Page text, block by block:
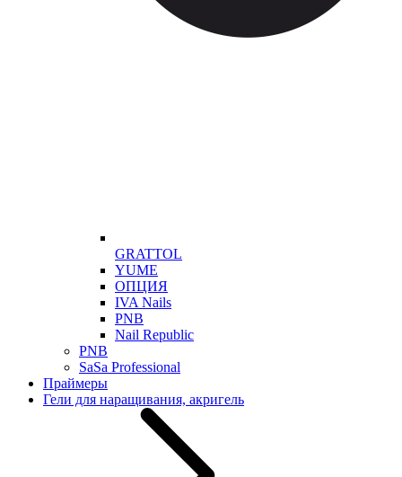
GRATTOL
YUME
ОПЦИЯ
IVA Nails
PNB
Nail Republic
PNB
SaSa Professional
Праймеры
Гели для наращивания, акригель